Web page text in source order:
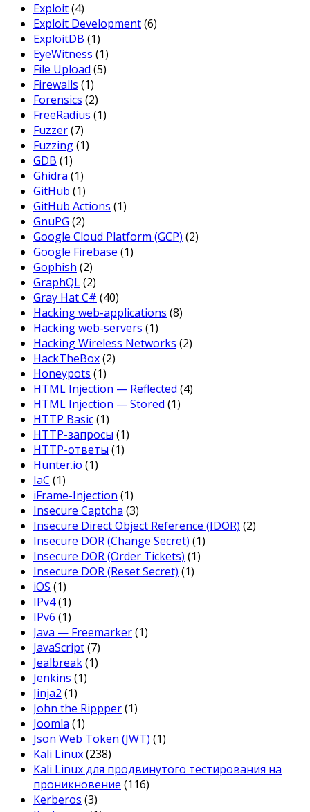
Exploit(4)
Exploit Development(6)
ExploitDB (1)
EyeWitness (1)
File Upload (5)
Firewalls (1)
Forensics (2)
FreeRadius (1)
Fuzzer(7)
Fuzzing(1)
GDB (1)
Ghidra (1)
GitHub (1)
GitHub Actions (1)
GnuPG (2)
Google Cloud Platform (GCP) (2)
Google Firebase (1)
Gophish (2)
GraphQL(2)
Gray Hat C# (40)
Hacking web-applications (8)
Hacking web-servers (1)
Hacking Wireless Networks (2)
HackTheBox(2)
Honeypots (1)
HTML Injection — Reflected (4)
HTML Injection — Stored (1)
HTTP Basic(1)
HTTP-запросы (1)
HTTP-ответы (1)
Hunter.io (1)
IaC (1)
iFrame-Injection (1)
Insecure Captcha (3)
Insecure Direct Object Reference (IDOR) (2)
Insecure DOR (Change Secret) (1)
Insecure DOR (Order Tickets) (1)
Insecure DOR (Reset Secret) (1)
iOS (1)
IPv4(1)
IPv6 (1)
Java — Freemarker(1)
JavaScript(7)
Jealbreak(1)
Jenkins (1)
Jinja2 (1)
John the Rippper(1)
Joomla (1)
Json Web Token (JWT) (1)
Kali Linux(238)
Kali Linux для продвинутого тестирования на
проникновение (116)
Kerberos (3)